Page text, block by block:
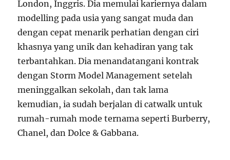
London, Inggris. Dia memulai kariernya dalam
modelling pada usia yang sangat muda dan
dengan cepat menarik perhatian dengan ciri
khasnya yang unik dan kehadiran yang tak
terbantahkan. Dia menandatangani kontrak
dengan Storm Model Management setelah
meninggalkan sekolah, dan tak lama
kemudian, ia sudah berjalan di catwalk untuk
rumah-rumah mode ternama seperti Burberry,
Chanel, dan Dolce & Gabbana.